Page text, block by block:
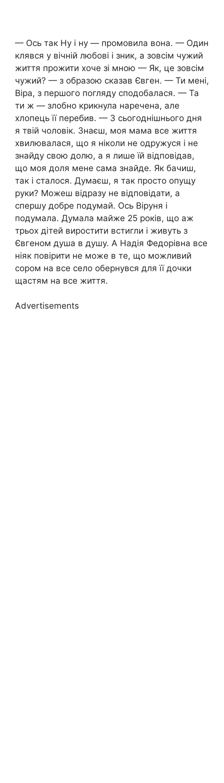
— Ось так Ну і ну — промовила вона. — Один
клявся у вічній любові і зник, а зовсім чужий
життя прожити хоче зі мною — Як, це зовсім
чужий? — з образою сказав Євген. — Ти мені,
Віра, з першого погляду сподобалася. — Та
ти ж — злобно крикнула наречена, але
хлопець її перебив. — З сьогоднішнього дня
я твій чоловік. Знаєш, моя мама все життя
хвилювалася, що я ніколи не одружуся і не
знайду свою долю, а я лише їй відповідав,
що моя доля мене сама знайде. Як бачиш,
так і сталося. Думаєш, я так просто опущу
руки? Можеш відразу не відповідати, а
спершу добре подумай. Ось Віруня і
подумала. Думала майже 25 років, що аж
трьох дітей виростити встигли і живуть з
Євгеном душа в душу. А Надія Федорівна все
ніяк повірити не може в те, що можливий
сором на все село обернувся для її дочки
щастям на все життя.
Advertisements